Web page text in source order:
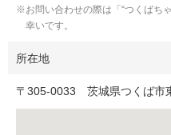
お問い合わせの際は「“つくばち
幸いです。
所在地
〒 305-0033 茨城県つくば市